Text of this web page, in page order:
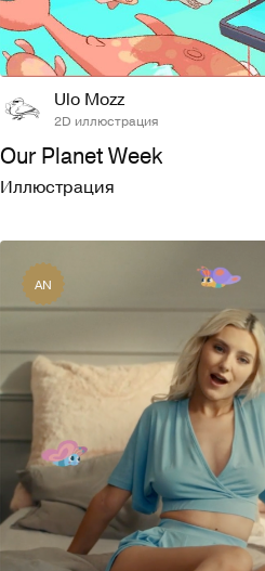
Ulo Mozz
2D иллюстрация
Our Planet Week
Иллюстрация
AN